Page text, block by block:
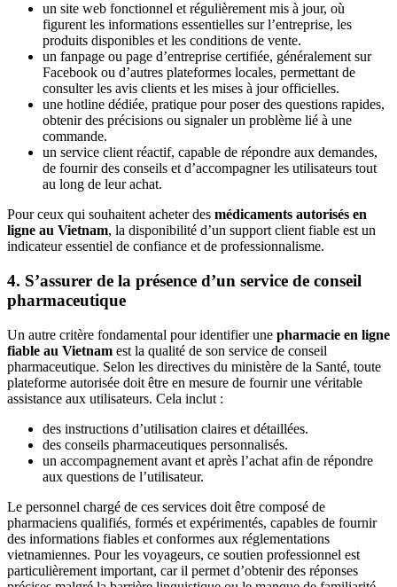
un site web fonctionnel et régulièrement mis à jour, où
figurent les informations essentielles sur l’entreprise, les
produits disponibles et les conditions de vente.
un fanpage ou page d’entreprise certifiée, généralement sur
Facebook ou d’autres plateformes locales, permettant de
consulter les avis clients et les mises à jour officielles.
une hotline dédiée, pratique pour poser des questions rapides,
obtenir des précisions ou signaler un problème lié à une
commande.
un service client réactif, capable de répondre aux demandes,
de fournir des conseils et d’accompagner les utilisateurs tout
au long de leur achat.
Pour ceux qui souhaitent acheter des médicaments autorisés en
ligne au Vietnam, la disponibilité d’un support client fiable est un
indicateur essentiel de confiance et de professionnalisme.
4. S’assurer de la présence d’un service de conseil
pharmaceutique
Un autre critère fondamental pour identifier une pharmacie en ligne
fiable au Vietnam est la qualité de son service de conseil
pharmaceutique. Selon les directives du ministère de la Santé, toute
plateforme autorisée doit être en mesure de fournir une véritable
assistance aux utilisateurs. Cela inclut :
des instructions d’utilisation claires et détaillées.
des conseils pharmaceutiques personnalisés.
un accompagnement avant et après l’achat afin de répondre
aux questions de l’utilisateur.
Le personnel chargé de ces services doit être composé de
pharmaciens qualifiés, formés et expérimentés, capables de fournir
des informations fiables et conformes aux réglementations
vietnamiennes. Pour les voyageurs, ce soutien professionnel est
particulièrement important, car il permet d’obtenir des réponses